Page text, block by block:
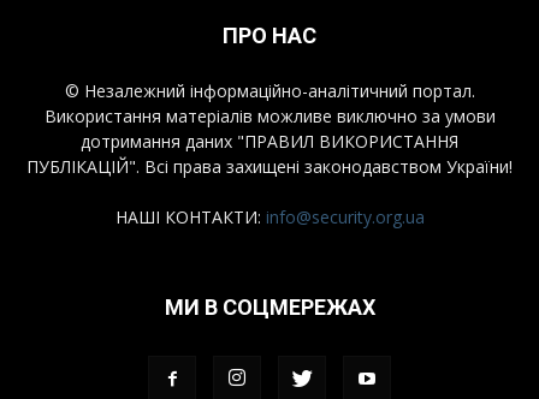
ПРО НАС
© Незалежний інформаційно-аналітичний портал.
Використання матеріалів можливе виключно за умови
дотримання даних "ПРАВИЛ ВИКОРИСТАННЯ
ПУБЛІКАЦІЙ". Всі права захищені законодавством України!
НАШІ КОНТАКТИ: info@security.org.ua
МИ В СОЦМЕРЕЖАХ